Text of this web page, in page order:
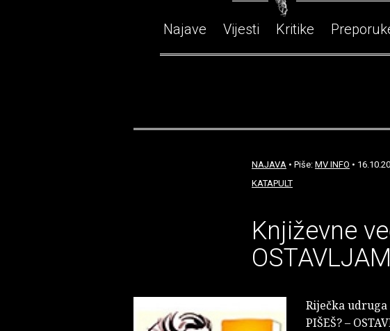
Najave Vijesti Kritike
NAJAVA • Piše: MV INFO •
KATAPULT
Književne
Riječka
PIŠEŠ? –